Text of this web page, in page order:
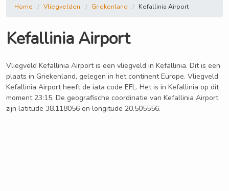
Home Vliegvelden Griekenland Kefallinia Airport
Kefallinia Airport
Vliegveld Kefallinia Airport is een vliegveld in Kefallinia. Dit is een
plaats in Griekenland, gelegen in het continent Europe. Vliegveld
Kefallinia Airport heeft de iata code EFL. Het is in Kefallinia op dit
moment 23:15. De geografische coordinatie van Kefallinia Airport
zijn latitude 38.118056 en longitude 20.505556.